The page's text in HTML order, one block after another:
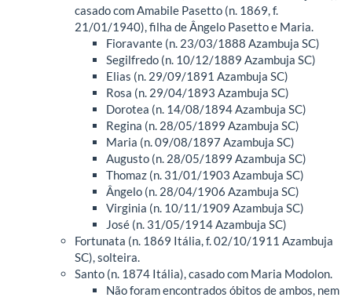
casado com Amabile Pasetto (n. 1869, f.
21/01/1940), filha de Ângelo Pasetto e Maria.
Fioravante (n. 23/03/1888 Azambuja SC)
Segilfredo (n. 10/12/1889 Azambuja SC)
Elias (n. 29/09/1891 Azambuja SC)
Rosa (n. 29/04/1893 Azambuja SC)
Dorotea (n. 14/08/1894 Azambuja SC)
Regina (n. 28/05/1899 Azambuja SC)
Maria (n. 09/08/1897 Azambuja SC)
Augusto (n. 28/05/1899 Azambuja SC)
Thomaz (n. 31/01/1903 Azambuja SC)
Ângelo (n. 28/04/1906 Azambuja SC)
Virginia (n. 10/11/1909 Azambuja SC)
José (n. 31/05/1914 Azambuja SC)
Fortunata (n. 1869 Itália, f. 02/10/1911 Azambuja
SC), solteira.
Santo (n. 1874 Itália), casado com Maria Modolon.
Não foram encontrados óbitos de ambos, nem